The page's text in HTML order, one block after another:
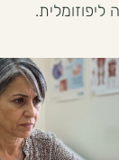
ליפוזומלית.